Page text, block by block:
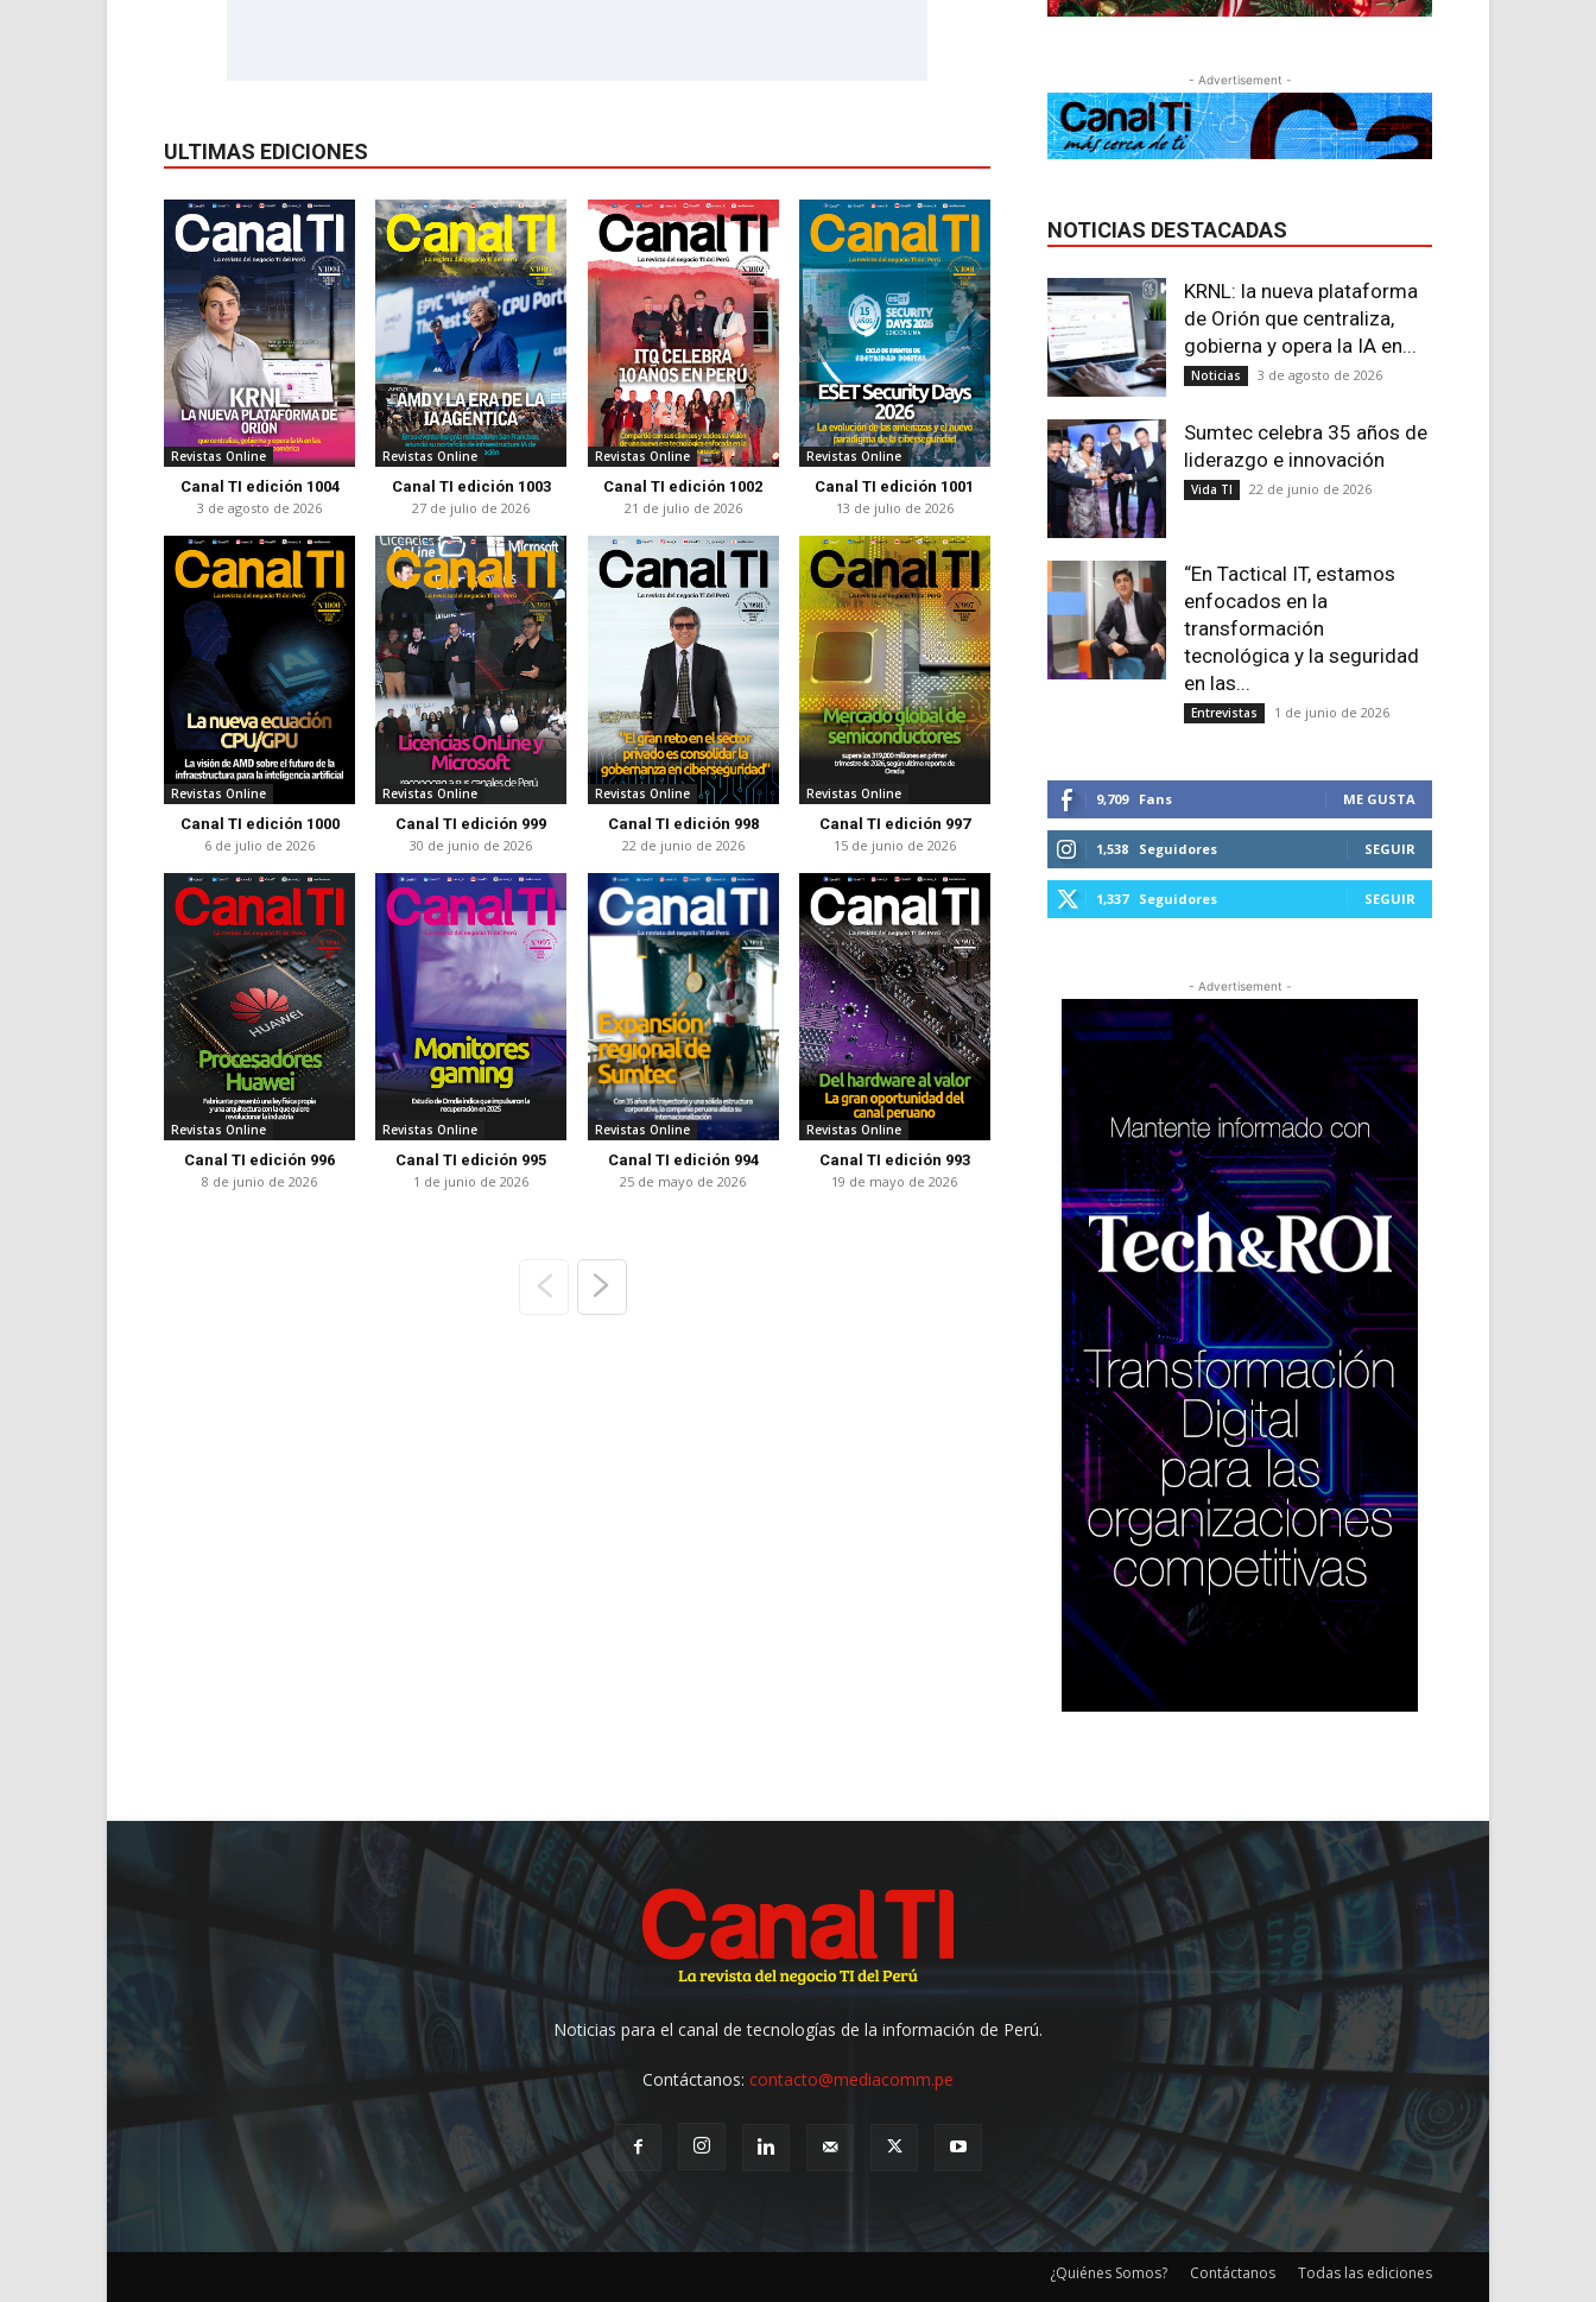
ULTIMAS EDICIONES
Revistas Online
Canal TI edición 1004
3 de agosto de 2026
Revistas Online
Canal TI edición 1003
27 de julio de 2026
Revistas Online
Canal TI edición 1002
21 de julio de 2026
Revistas Online
Canal TI edición 1001
13 de julio de 2026
Revistas Online
Canal TI edición 1000
6 de julio de 2026
Revistas Online
Canal TI edición 999
30 de junio de 2026
Revistas Online
Canal TI edición 998
22 de junio de 2026
Revistas Online
Canal TI edición 997
15 de junio de 2026
Revistas Online
Canal TI edición 996
8 de junio de 2026
Revistas Online
Canal TI edición 995
1 de junio de 2026
Revistas Online
Canal TI edición 994
25 de mayo de 2026
Revistas Online
Canal TI edición 993
19 de mayo de 2026
- Advertisement -
NOTICIAS DESTACADAS
KRNL: la nueva plataforma
de Orión que centraliza,
gobierna y opera la IA en...
Noticias 3 de agosto de 2026
Sumtec celebra 35 años de
liderazgo e innovación
Vida TI 22 de junio de 2026
“En Tactical IT, estamos
enfocados en la
transformación
tecnológica y la seguridad
en las...
Entrevistas 1 de junio de 2026
9,709 Fans ME GUSTA
1,538 Seguidores SEGUIR
1,337 Seguidores SEGUIR
- Advertisement -
Noticias para el canal de tecnologías de la información de Perú.
Contáctanos: contacto@mediacomm.pe
¿Quiénes Somos? Contáctanos Todas las ediciones